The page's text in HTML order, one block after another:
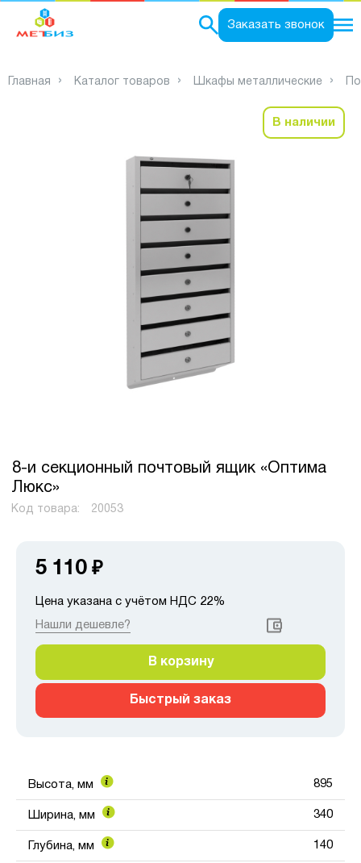
Заказать звонок
Главная Каталог товаров Шкафы металлические
В наличии
8-и секционный почтовый ящик «Оптима
Люкс»
Код товара: 20053
5 110 ₽
Цена указана с учётом НДС 22%
Нашли дешевле?
В корзину
Быстрый заказ
Высота, мм 895
Ширина, мм 340
Глубина, мм 140